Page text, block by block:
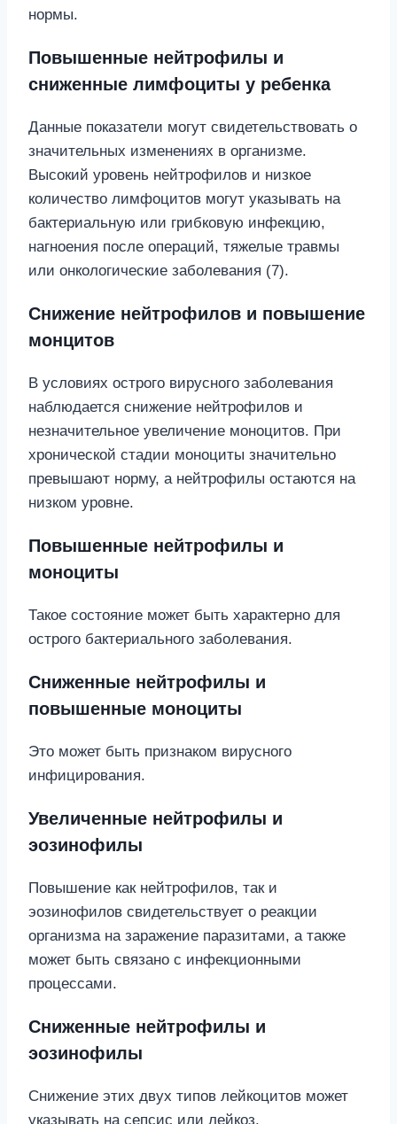
нормы.
Повышенные нейтрофилы и
сниженные лимфоциты у ребенка
Данные показатели могут свидетельствовать о
значительных изменениях в организме.
Высокий уровень нейтрофилов и низкое
количество лимфоцитов могут указывать на
бактериальную или грибковую инфекцию,
нагноения после операций, тяжелые травмы
или онкологические заболевания (7).
Снижение нейтрофилов и повышение
монцитов
В условиях острого вирусного заболевания
наблюдается снижение нейтрофилов и
незначительное увеличение моноцитов. При
хронической стадии моноциты значительно
превышают норму, а нейтрофилы остаются на
низком уровне.
Повышенные нейтрофилы и
моноциты
Такое состояние может быть характерно для
острого бактериального заболевания.
Сниженные нейтрофилы и
повышенные моноциты
Это может быть признаком вирусного
инфицирования.
Увеличенные нейтрофилы и
эозинофилы
Повышение как нейтрофилов, так и
эозинофилов свидетельствует о реакции
организма на заражение паразитами, а также
может быть связано с инфекционными
процессами.
Сниженные нейтрофилы и
эозинофилы
Снижение этих двух типов лейкоцитов может
указывать на сепсис или лейкоз.